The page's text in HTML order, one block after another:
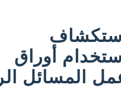
أوراق
المسائل